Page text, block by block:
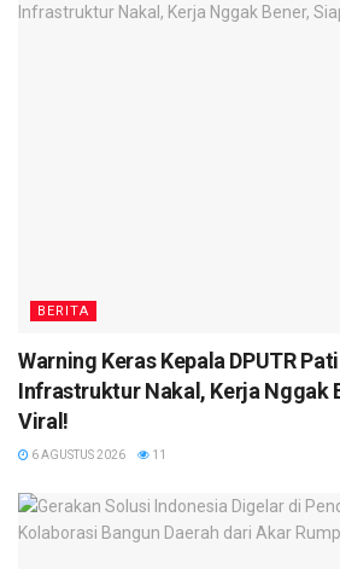
BERITA
Warning Keras Kepala DPUTR
Infrastruktur Nakal, Kerja Nggak
Viral!
6 AGUSTUS 2026 11